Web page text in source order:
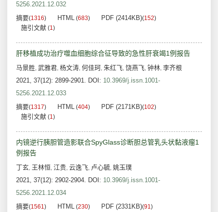
5256.2021.12.032
摘要(1316) HTML (683) PDF (2414KB)(152)
施引文献 (1)
肝移植成功治疗噬血细胞综合征导致的急性肝衰竭1例报告
马景胜, 武雅君, 杨文涛, 何佳珂, 朱红飞, 饶燕飞, 钟林, 李齐根
2021, 37(12): 2899-2901. DOI: 10.3969/j.issn.1001-
5256.2021.12.033
摘要(1317) HTML (404) PDF (2171KB)(102)
施引文献 (1)
内镜逆行胰胆管造影联合SpyGlass诊断胆总管乳头状黏液瘤1
例报告
丁玄, 王林恒, 江贵, 云逸飞, 卢心毓, 姚玉璞
2021, 37(12): 2902-2904. DOI: 10.3969/j.issn.1001-
5256.2021.12.034
摘要(1561) HTML (230) PDF (2331KB)(91)